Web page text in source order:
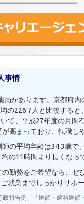
事情
局があります。京都府
の226.7人と比較する
て、平成27年度の月間
高まっており、転職し
の平均年齢は34.3歳で
の11時間より長くなっ
勤務をご希望なら、
就業までしっかりサポ
報告例」「医師・歯科医師